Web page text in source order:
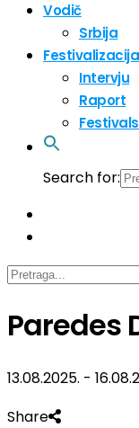
Vodič
Srbija
Festivalizacija
Intervju
Raport
Search for:
Paredes
13.08.2025. -
Share